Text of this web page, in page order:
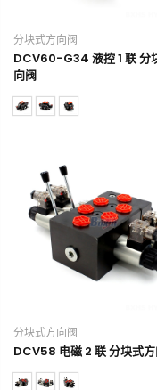
分块式方向阀
DCV60-G34 液控 1 联 分
向阀
分块式方向阀
DCV58 电磁 2 联 分块式